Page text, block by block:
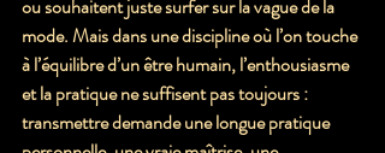
ou souhaitent juste surfer sur la vague de la
mode. Mais dans une discipline où l’on touche
à l’équilibre d’un être humain, l’enthousiasme
et la pratique ne suffisent pas toujours :
transmettre demande une longue pratique